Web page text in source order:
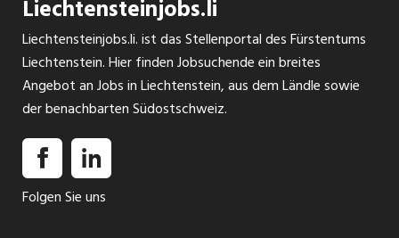
Februar 2027 als Mitarbeiter:in Sekretariat Pflegekader 50
- 50% Chur Die Intensivmedizin übernimmt Verantwortung
für Patientinnen und Patienten, die akut bedroht,
schwerkrank oder lebensbedrohlich verletzt sind. Es ist uns
das grösste Anliegen, unseren Patientinnen und Patienten
INSERAT ANSEHEN
Liechtensteinjobs.li
Liechtensteinjobs.li. ist das Stellenportal des Fürstentums
Liechtenstein. Hier finden Jobsuchende ein breites
Angebot an Jobs in Liechtenstein, aus dem Ländle sowie
der benachbarten Südostschweiz.
Folgen Sie uns